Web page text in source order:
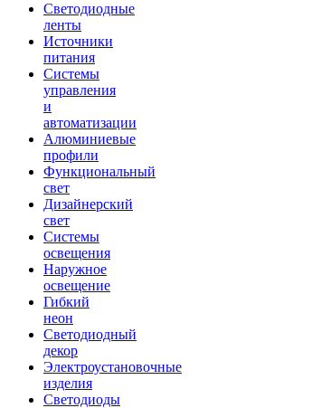
Светодиодные
ленты
Источники
питания
Системы
управления
и
автоматизации
Алюминиевые
профили
Функциональный
свет
Дизайнерский
свет
Системы
освещения
Наружное
освещение
Гибкий
неон
Светодиодный
декор
Электроустановочные
изделия
Светодиоды